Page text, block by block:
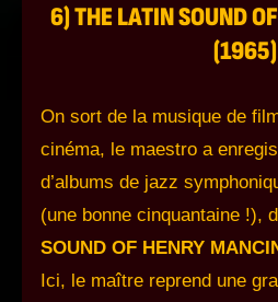
6) THE LATIN SOUND
(1965)
On sort de la musique de
cinéma, le maestro a
d’albums de jazz
(une bonne cinquantaine !),
SOUND OF HENRY
Ici, le maître reprend une